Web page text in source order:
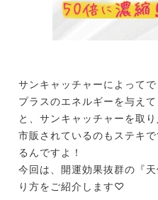
サンキャッチャーによって
プラスのエネルギーを与えて
と、サンキャッチャーを取
市販されているのもステキ
るんですよ！
今回は、開運効果抜群の『
り方をご紹介します♡